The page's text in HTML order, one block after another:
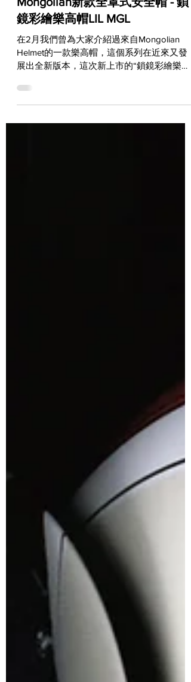
GEAR & PARTS
Mongolian新款全罩式安全帽 - 鎖
鏡彩繪樂高帽LIL MGL
在2月我們曾為大家介紹過來自Mongolian
Helmet的一款樂高帽，這個系列在近來又發
展出全新版本，這次新上市的“鎖鏡彩繪樂高
古之餘，也多了幾分現代感和街頭元素！...